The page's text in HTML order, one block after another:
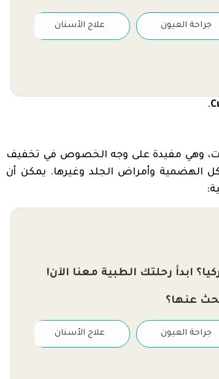
جراحة العيون علاج الأسنان
.
وهي مفيدة على وجه الخصوص في تخفيف
الهضمية وأمراض الجلد وغيرها. يمكن أن
ابدأ رحلتك الطبية معنا الآن!
عنها؟
جراحة العيون علاج الأسنان